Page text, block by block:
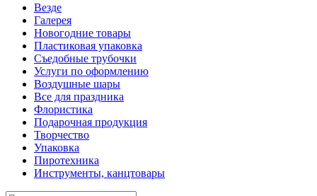
Везде
Галерея
Новогодние товары
Пластиковая упаковка
Съедобные трубочки
Услуги по оформлению
Воздушные шары
Все для праздника
Флористика
Подарочная продукция
Творчество
Упаковка
Пиротехника
Инструменты, канцтовары